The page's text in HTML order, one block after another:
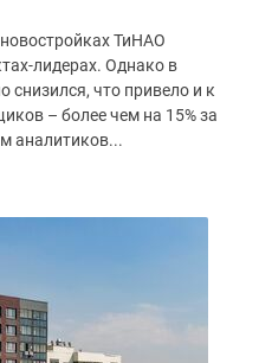
ТиНАО
лидерах. Однако в
снизился, что привело и к
– более чем на 15% за
аналитиков...